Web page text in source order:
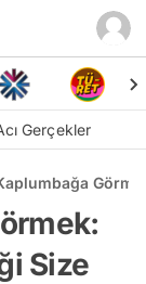
Gerçekler
Size